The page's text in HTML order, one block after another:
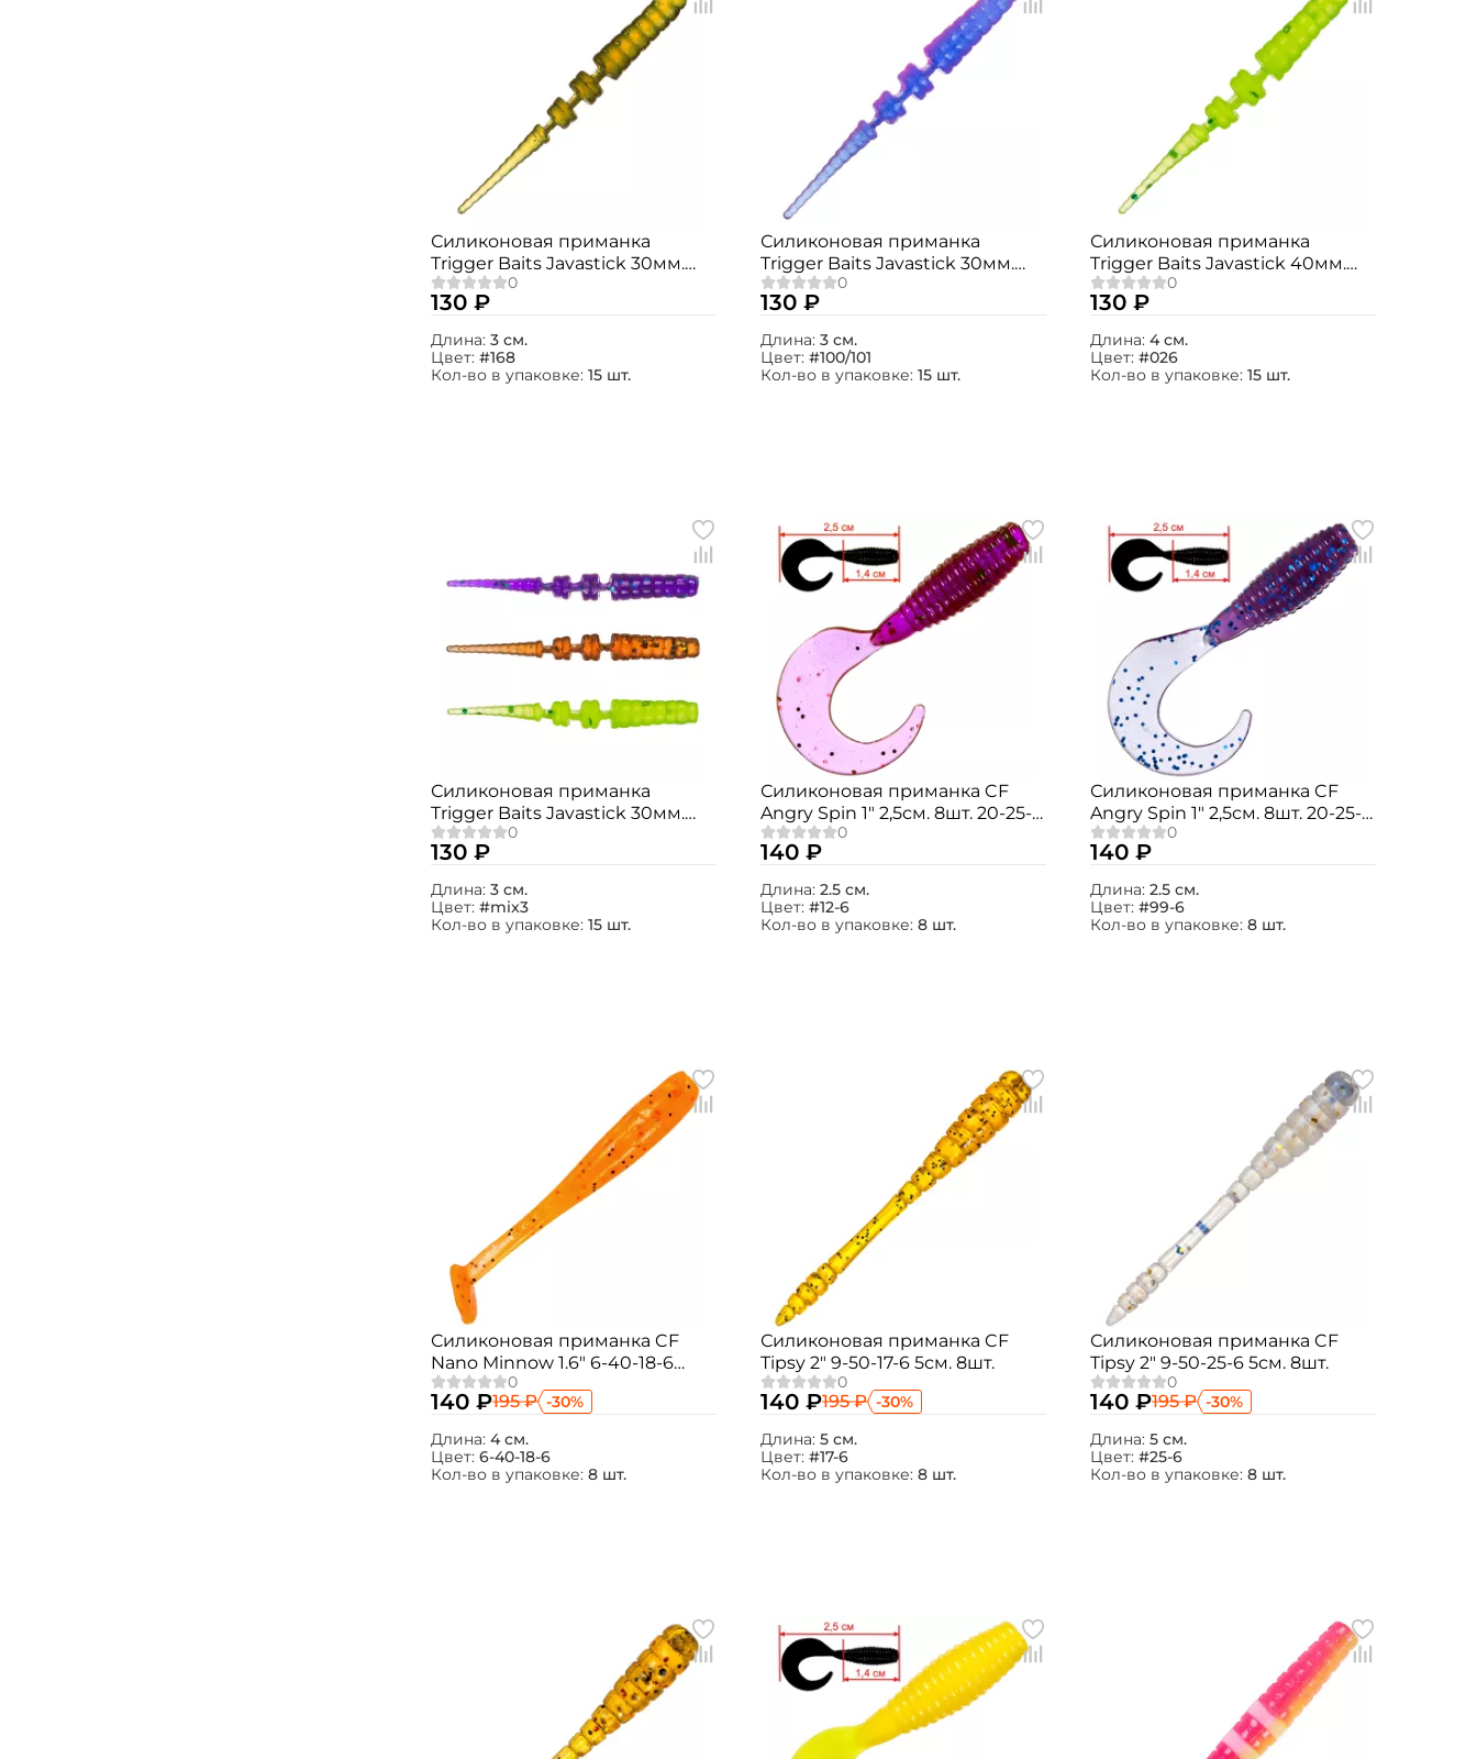
Силиконовая приманка
Trigger Baits Javastick 30мм.
№168 15шт.
130 ₽
Длина: 3 см.
Цвет: #168
Кол-во в упаковке: 15 шт.
Силиконовая приманка
Trigger Baits Javastick 30мм.
№100/101 15шт.
130 ₽
Длина: 3 см.
Цвет: #100/101
Кол-во в упаковке: 15 шт.
Силиконовая приманка
Trigger Baits Javastick 40мм.
026 15шт.
130 ₽
Длина: 4 см.
Цвет: #026
Кол-во в упаковке: 15 шт.
Силиконовая приманка
Trigger Baits Javastick 30мм.
Mix3 15шт.
130 ₽
Длина: 3 см.
Цвет: #mix3
Кол-во в упаковке: 15 шт.
Силиконовая приманка CF
Angry Spin 1" 2,5см. 8шт. 20-25-
12-6
140 ₽
Длина: 2.5 см.
Цвет: #12-6
Кол-во в упаковке: 8 шт.
Силиконовая приманка CF
Angry Spin 1" 2,5см. 8шт. 20-25-
99-6
140 ₽
Длина: 2.5 см.
Цвет: #99-6
Кол-во в упаковке: 8 шт.
Силиконовая приманка CF
Nano Minnow 1.6" 6-40-18-6
4см. 8шт.
140 ₽195 ₽ -30%
Длина: 4 см.
Цвет: 6-40-18-6
Кол-во в упаковке: 8 шт.
Силиконовая приманка CF
Tipsy 2" 9-50-17-6 5см. 8шт.
140 ₽195 ₽ -30%
Длина: 5 см.
Цвет: #17-6
Кол-во в упаковке: 8 шт.
Силиконовая приманка CF
Tipsy 2" 9-50-25-6 5см. 8шт.
140 ₽195 ₽ -30%
Длина: 5 см.
Цвет: #25-6
Кол-во в упаковке: 8 шт.
Создать аккаунт
Email: *
Придумайте пароль: *
Создать аккаунт
У меня уже есть аккаунт